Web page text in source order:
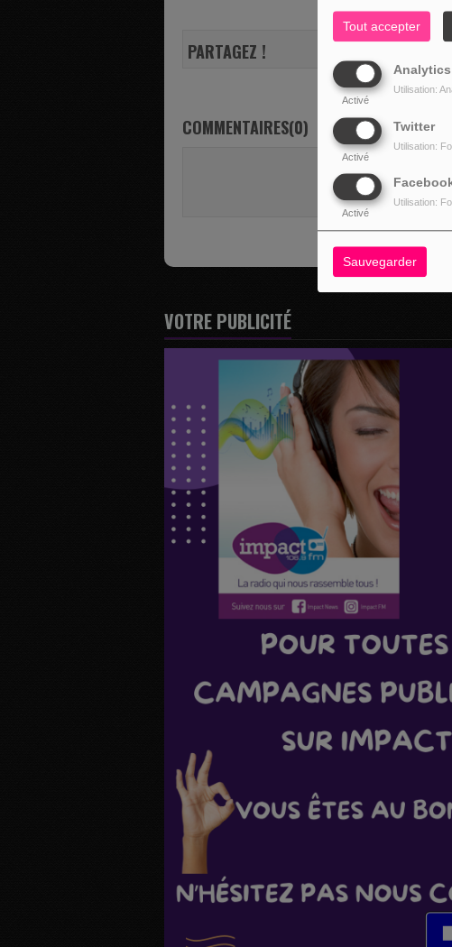
Tout accepter
Analytics
Activé
Utilisation:
Twitter
Activé
Utilisation:
Activé
Utilisation:
Sauvegarder
PARTAGEZ !
COMMENTAIRES(0)
VOTRE PUBLICITÉ